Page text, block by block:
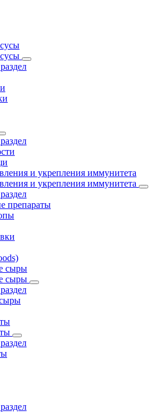
и укрепления иммунитета
и укрепления иммунитета
препараты
сыры
сыры